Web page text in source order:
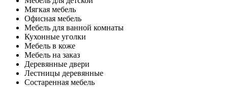
Мягкая мебель
Офисная мебель
Мебель для ванной комнаты
Кухонные уголки
Мебель в коже
Мебель на заказ
Деревянные двери
Лестницы деревянные
Состаренная мебель